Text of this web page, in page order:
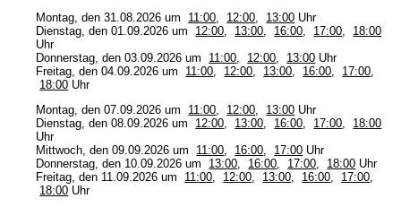
Montag, den 31.08.2026 um
11:00 12:00 13:00 Uhr
Dienstag, den 01.09.2026 um
12:00 13:00 16:00 17:00
18:00
Uhr
Donnerstag, den 03.09.2026 um
11:00 12:00 13:00 Uhr
Freitag, den 04.09.2026 um
11:00 12:00 13:00 16:00 17:00
18:00 Uhr
Montag, den 07.09.2026 um
11:00 12:00 13:00 Uhr
Dienstag, den 08.09.2026 um
12:00 13:00 16:00 17:00
18:00
Uhr
Mittwoch, den 09.09.2026 um
11:00 16:00 17:00 Uhr
Donnerstag, den 10.09.2026 um
13:00 16:00 17:00 18:00 Uhr
Freitag, den 11.09.2026 um
11:00 12:00 13:00 16:00 17:00
18:00 Uhr